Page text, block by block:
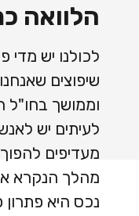
הלוואה
לכולנו יש מדי
שיפוצים
וממושך בחו"ל
לעיתים יש
מעדיפים
מהלך הנקרא
נכס היא